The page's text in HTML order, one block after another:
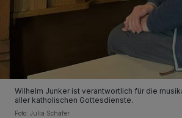
Wilhelm Junker ist verantwortlich für die
aller katholischen Gottesdienste.
Foto: Julia Schäfer